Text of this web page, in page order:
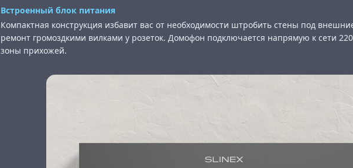
Встроенный блок питания
Компактная конструкция избавит вас от необходимости штробить стены под
ремонт громоздкими вилками у розеток. Домофон подключается напрямую к сети
зоны прихожей.